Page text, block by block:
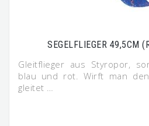
SEGELFLIEGER 49,5CM
Gleitflieger aus Styropor,
blau und rot. Wirft man
gleitet …